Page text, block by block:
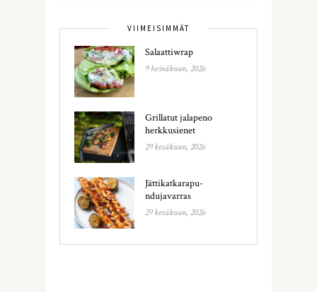
VIIMEISIMMÄT
Salaattiwrap
9 heinäkuun, 2026
Grillatut jalapeno
herkkusienet
29 kesäkuun, 2026
Jättikatkarapu-
ndujavarras
29 kesäkuun, 2026